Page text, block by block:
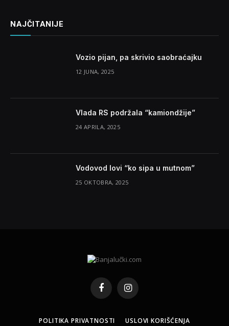
NAJČITANIJE
Vozio pijan, pa skrivio saobraćajku
12 JUNA, 2025
Vlada RS podržala “kamiondžije”
24 APRILA, 2025
Vodovod lovi “ko sipa u mutnom”
25 OKTOBRA, 2025
FacebookInstagram
POLITIKA PRIVATNOSTI USLOVI KORIŠĆENJA